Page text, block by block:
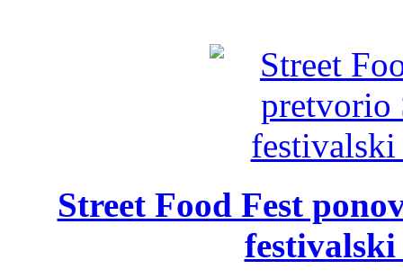
Street Food Fest